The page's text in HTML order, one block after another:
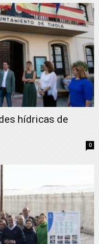
hídricas de
0